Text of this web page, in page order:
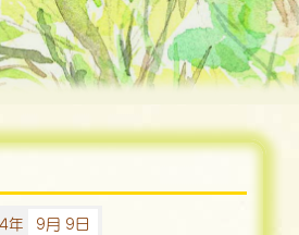
年 9月 9日